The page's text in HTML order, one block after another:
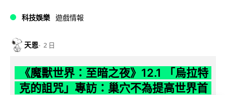
科技娛樂 遊戲情報
天恩 2 日
《魔獸世界：至暗之夜》12.1 「烏拉特
克的詛咒」專訪：巢穴不為提高世界首